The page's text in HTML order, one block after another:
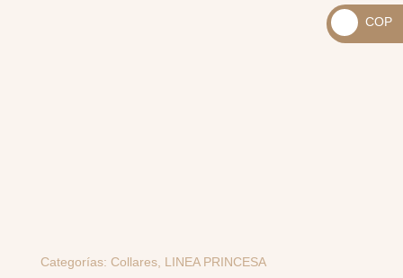
Categorías: Collares, LINEA PRINCESA
_
USD
_
COP